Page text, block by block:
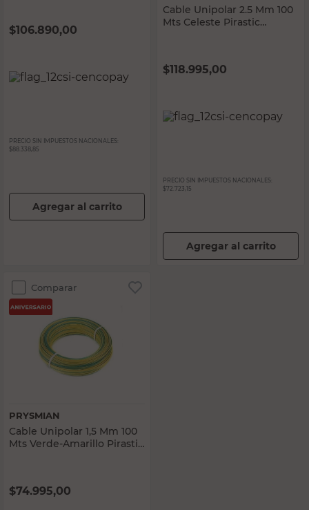
$106.890,00
PRECIO SIN IMPUESTOS NACIONALES:
$88.338,85
Agregar al carrito
Cable Unipolar 2.5 Mm 100
Mts Celeste Pirastic
$118.995,00
PRECIO SIN IMPUESTOS NACIONALES:
$72.723,15
Agregar al carrito
Comparar
PRYSMIAN
Cable Unipolar 1,5 Mm 100
Mts Verde-Amarillo Pirastic
$74.995,00